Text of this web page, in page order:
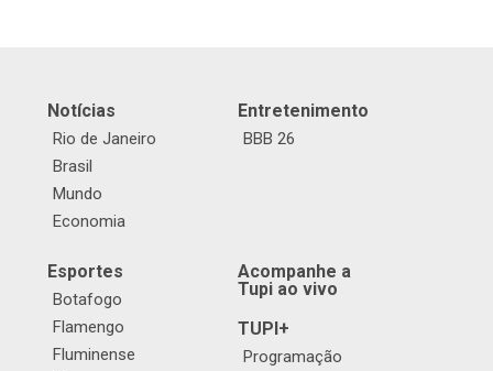
Notícias
Rio de Janeiro
Brasil
Mundo
Economia
Entretenimento
BBB 26
Esportes
Botafogo
Flamengo
Fluminense
Acompanhe a
Tupi ao vivo
TUPI+
Programação